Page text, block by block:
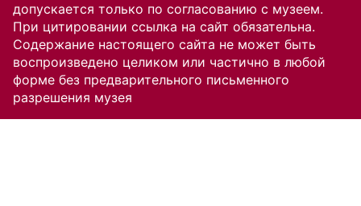
допускается только по согласованию с музеем.
При цитировании ссылка на сайт обязательна.
Содержание настоящего сайта не может быть
воспроизведено целиком или частично в любой
форме без предварительного письменного
разрешения музея